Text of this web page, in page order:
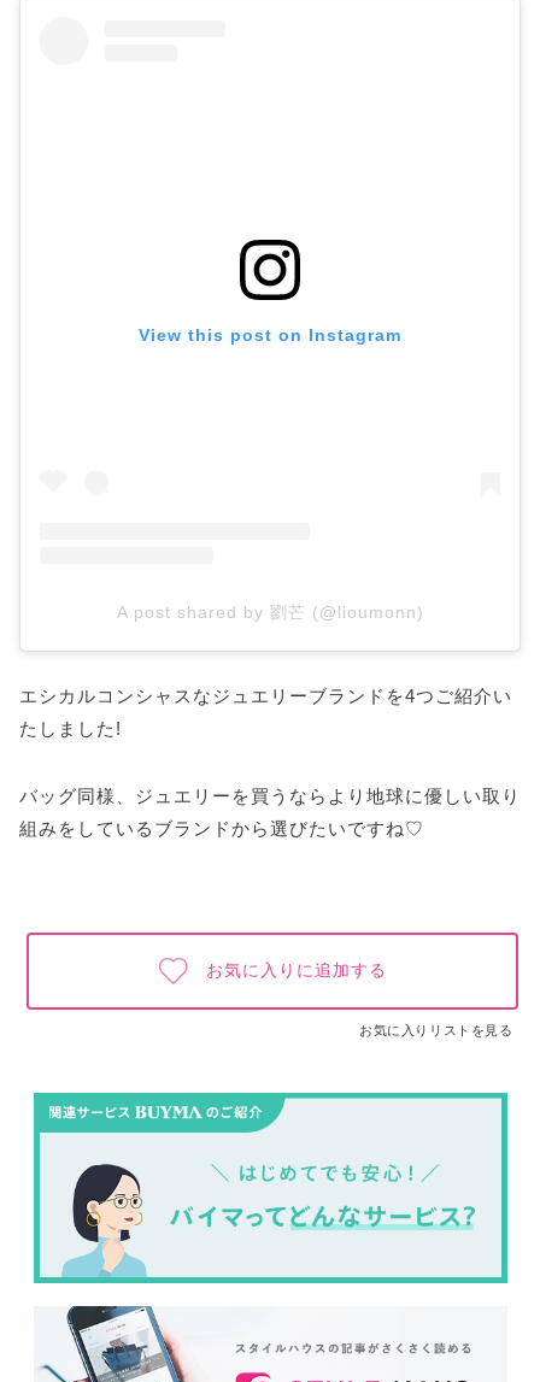
View this post on Instagram
A post shared by 劉芒 (@lioumonn)
エシカルコンシャスなジュエリーブランドを4つご紹介い
たしました!
バッグ同様、ジュエリーを買うならより地球に優しい取り
組みをしているブランドから選びたいですね♡
お気に入りに追加する
お気に入りリストを見る